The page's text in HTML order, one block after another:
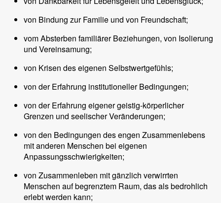
von Bindung zur Familie und von Freundschaft;
vom Absterben familiärer Beziehungen, von Isolierung
und Vereinsamung;
von Krisen des eigenen Selbstwertgefühls;
von der Erfahrung institutioneller Bedingungen;
von der Erfahrung eigener geistig-körperlicher
Grenzen und seelischer Veränderungen;
von den Bedingungen des engen Zusammenlebens
mit anderen Menschen bei eigenen
Anpassungsschwierigkeiten;
von Zusammenleben mit gänzlich verwirrten
Menschen auf begrenztem Raum, das als bedrohlich
erlebt werden kann;